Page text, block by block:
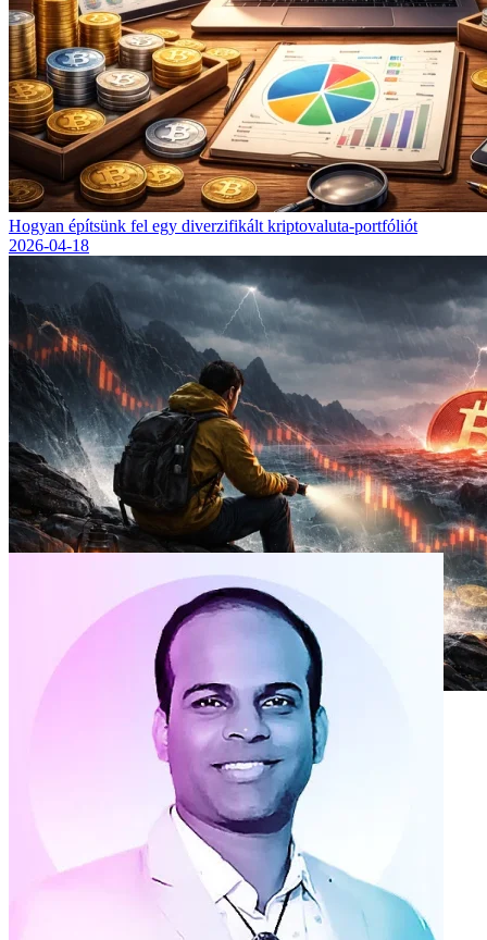
Hogyan építsünk fel egy diverzifikált kriptovaluta-portfóliót
2026-04-18
Hogyan lehet túlélni a kriptovaluta-medvepiacot